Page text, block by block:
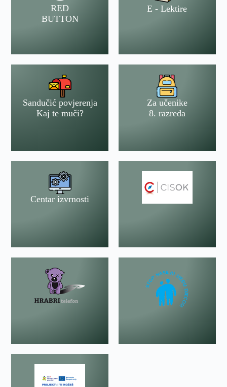
RED
BUTTON
E - Lektire
Sandučić povjerenja
Kaj te muči?
Za učenike
8. razreda
Centar izvrnosti